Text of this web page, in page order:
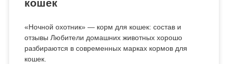
кошек
«Ночной охотник» — корм для кошек: состав и
отзывы Любители домашних животных хорошо
разбираются в современных марках кормов для
кошек.